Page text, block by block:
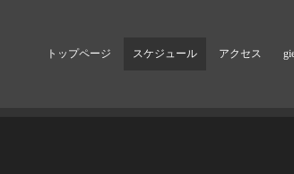
トップページ スケジュール アクセス